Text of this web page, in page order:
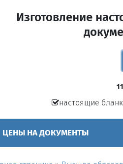
Изготовление
настоящие
ЦЕНЫ НА ДОКУМЕНТЫ